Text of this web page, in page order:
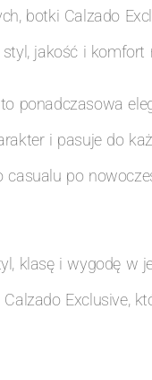
botki Calzado
jakość i komfort
ponadczasowa
i pasuje do
casualu po
klasę i wygodę w
Exclusive,